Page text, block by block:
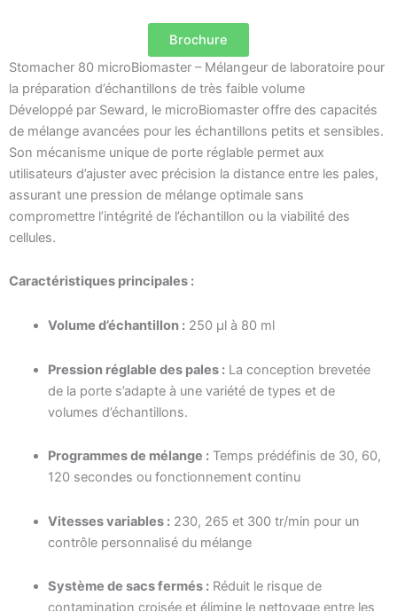
Brochure
Stomacher 80 microBiomaster – Mélangeur de laboratoire pour
la préparation d’échantillons de très faible volume
Développé par Seward, le microBiomaster offre des capacités
de mélange avancées pour les échantillons petits et sensibles.
Son mécanisme unique de porte réglable permet aux
utilisateurs d’ajuster avec précision la distance entre les pales,
assurant une pression de mélange optimale sans
compromettre l’intégrité de l’échantillon ou la viabilité des
cellules.
Caractéristiques principales :
Volume d’échantillon :250 µl à 80 ml
Pression réglable des pales :La conception brevetée
de la porte s’adapte à une variété de types et de
volumes d’échantillons.
Programmes de mélange :Temps prédéfinis de 30, 60,
120 secondes ou fonctionnement continu
Vitesses variables :230, 265 et 300 tr/min pour un
contrôle personnalisé du mélange
Système de sacs fermés :Réduit le risque de
contamination croisée et élimine le nettoyage entre les